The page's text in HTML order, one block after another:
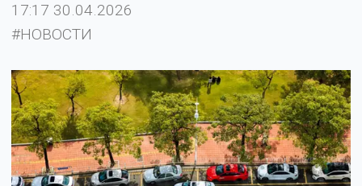
17:17 30.04.2026
#НОВОСТИ